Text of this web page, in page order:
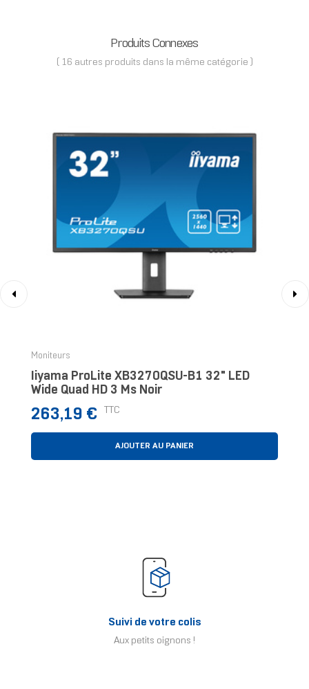
Produits Connexes
( 16 autres produits dans la même catégorie )
Moniteurs
Iiyama ProLite XB3270QSU-B1 32" LED
Wide Quad HD 3 Ms Noir
Prix
263,19 € TTC
AJOUTER AU PANIER
Suivi de votre colis
Aux petits oignons !